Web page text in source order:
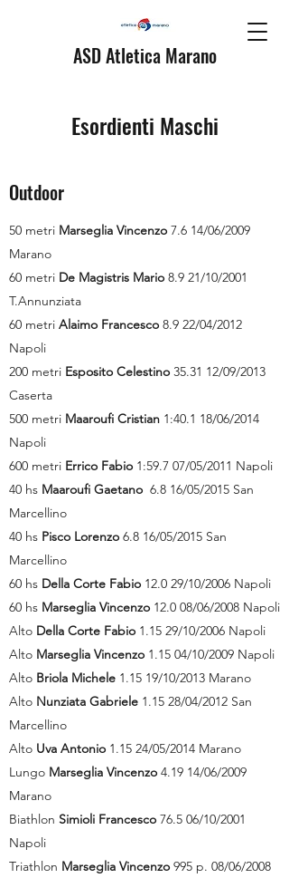
ASD Atletica Marano
Esordienti Maschi
Outdoor
50 metri Marseglia Vincenzo 7.6 14/06/2009
Marano
60 metri De Magistris Mario 8.9 21/10/2001
T.Annunziata
60 metri Alaimo Francesco 8.9 22/04/2012
Napoli
200 metri Esposito Celestino 35.31 12/09/2013
Caserta
500 metri Maaroufi Cristian 1:40.1 18/06/2014
Napoli
600 metri Errico Fabio 1:59.7 07/05/2011 Napoli
40 hs Maaroufi Gaetano 6.8 16/05/2015 San
Marcellino
40 hs Pisco Lorenzo 6.8 16/05/2015 San
Marcellino
60 hs Della Corte Fabio 12.0 29/10/2006 Napoli
60 hs Marseglia Vincenzo 12.0 08/06/2008 Napoli
Alto Della Corte Fabio 1.15 29/10/2006 Napoli
Alto Marseglia Vincenzo 1.15 04/10/2009 Napoli
Alto Briola Michele 1.15 19/10/2013 Marano
Alto Nunziata Gabriele 1.15 28/04/2012 San
Marcellino
Alto Uva Antonio 1.15 24/05/2014 Marano
Lungo Marseglia Vincenzo 4.19 14/06/2009
Marano
Biathlon Simioli Francesco 76.5 06/10/2001
Napoli
Triathlon Marseglia Vincenzo 995 p. 08/06/2008